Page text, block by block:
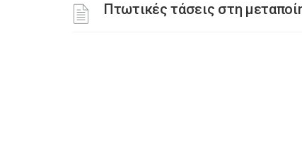
Πτωτικές τάσεις στη